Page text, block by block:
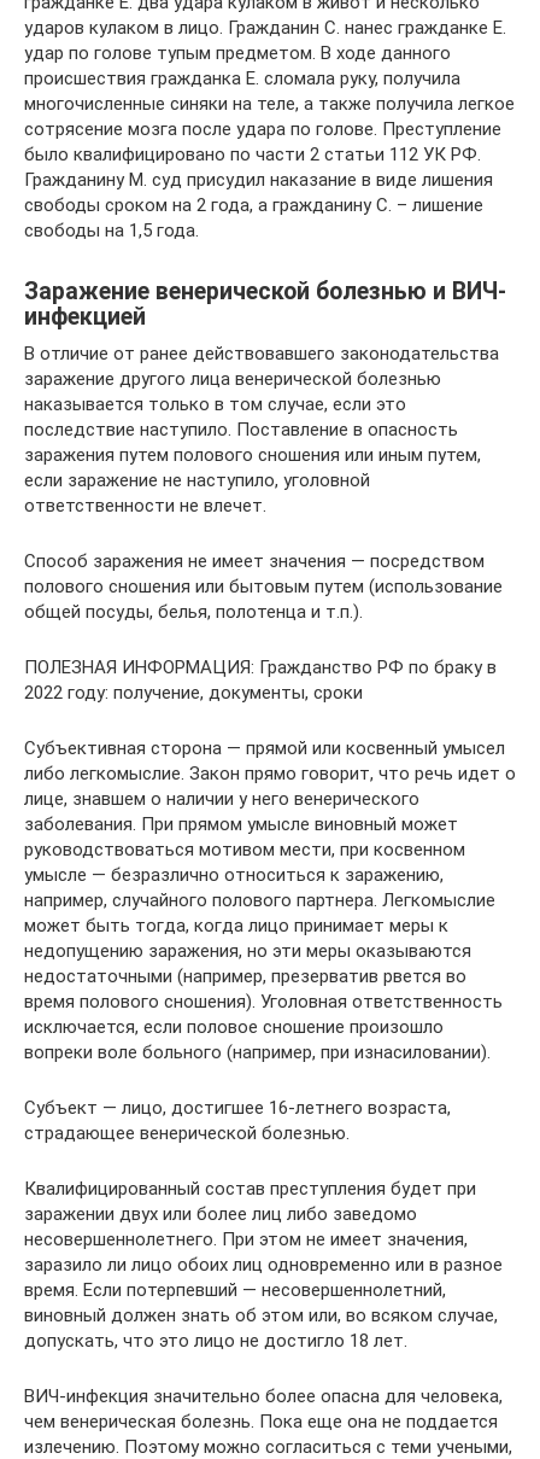
ударов кулаком в лицо. Гражданин С. нанес гражданке Е.
удар по голове тупым предметом. В ходе данного
происшествия гражданка Е. сломала руку, получила
многочисленные синяки на теле, а также получила легкое
сотрясение мозга после удара по голове. Преступление
было квалифицировано по части 2 статьи 112 УК РФ.
Гражданину М. суд присудил наказание в виде лишения
свободы сроком на 2 года, а гражданину С. – лишение
свободы на 1,5 года.
Заражение венерической болезнью и ВИЧ-
инфекцией
В отличие от ранее действовавшего законодательства
заражение другого лица венерической болезнью
наказывается только в том случае, если это
последствие наступило. Поставление в опасность
заражения путем полового сношения или иным путем,
если заражение не наступило, уголовной
ответственности не влечет.
Способ заражения не имеет значения — посредством
полового сношения или бытовым путем (использование
общей посуды, белья, полотенца и т.п.).
ПОЛЕЗНАЯ ИНФОРМАЦИЯ: Гражданство РФ по браку в
2022 году: получение, документы, сроки
Субъективная сторона — прямой или косвенный умысел
либо легкомыслие. Закон прямо говорит, что речь идет о
лице, знавшем о наличии у него венерического
заболевания. При прямом умысле виновный может
руководствоваться мотивом мести, при косвенном
умысле — безразлично относиться к заражению,
например, случайного полового партнера. Легкомыслие
может быть тогда, когда лицо принимает меры к
недопущению заражения, но эти меры оказываются
недостаточными (например, презерватив рвется во
время полового сношения). Уголовная ответственность
исключается, если половое сношение произошло
вопреки воле больного (например, при изнасиловании).
Субъект — лицо, достигшее 16-летнего возраста,
страдающее венерической болезнью.
Квалифицированный состав преступления будет при
заражении двух или более лиц либо заведомо
несовершеннолетнего. При этом не имеет значения,
заразило ли лицо обоих лиц одновременно или в разное
время. Если потерпевший — несовершеннолетний,
виновный должен знать об этом или, во всяком случае,
допускать, что это лицо не достигло 18 лет.
ВИЧ-инфекция значительно более опасна для человека,
чем венерическая болезнь. Пока еще она не поддается
излечению. Поэтому можно согласиться с теми учеными,